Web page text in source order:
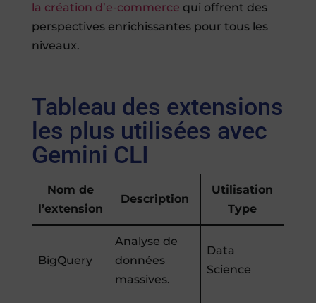
la création d’e-commerce qui offrent des
perspectives enrichissantes pour tous les
niveaux.
Tableau des extensions
les plus utilisées avec
Gemini CLI
Nom de
l’extension
Description
Utilisation
Type
BigQuery
Analyse de
données
massives.
Data
Science